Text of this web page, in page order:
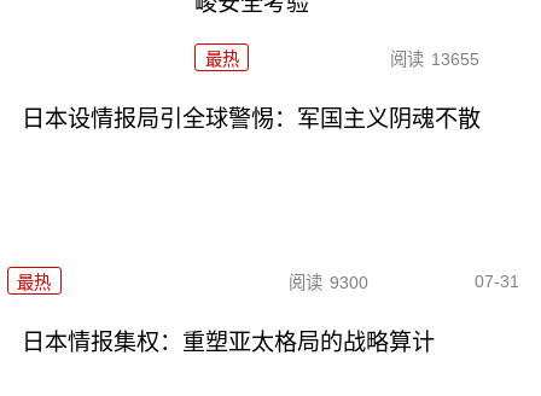
最热 阅读 13655
日本设情报局引全球警惕：军国主义阴魂不散
最热 阅读 9300 07-31
日本情报集权：重塑亚太格局的战略算计